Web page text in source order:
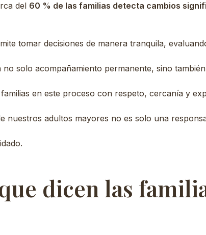
del 60 % de las familias detecta cambios
tomar decisiones de manera tranquila,
no solo acompañamiento permanente, sino
en este proceso con respeto, cercanía y
nuestros adultos mayores no es solo una
dicen las